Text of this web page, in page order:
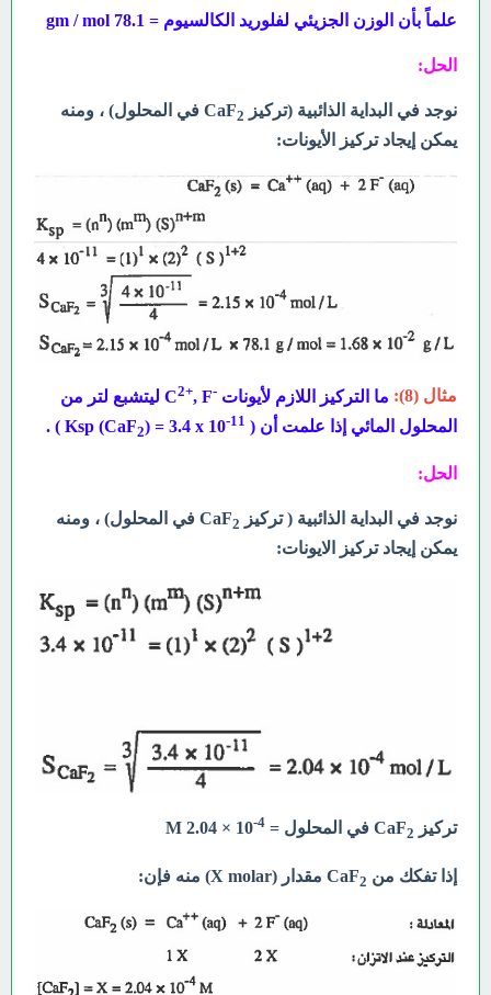
علماً بأن الوزن الجزيئي لفلوريد الكالسيوم = gm / mol 78.1
الحل:
نوجد في البداية الذائبية (تركيز CaF 2
في المحلول) ، ومنه
يمكن إيجاد تركيز الأيونات:
مثال (8): ما التركيز اللازم لأيونات -
C2+
, F ليتشبع لتر من
المحلول المائي إذا علمت أن ( 11-
10 Ksp (CaF
2) = 3.4 x ) .
الحل:
نوجد في البداية الذائبية ( تركيز CaF 2
في المحلول) ، ومنه
يمكن إيجاد تركيز الايونات:
تركيز CaF 2 في المحلول = 4-
10 × 2.04 M
إذا تفكك من CaF2 مقدار (X molar) منه فإن: